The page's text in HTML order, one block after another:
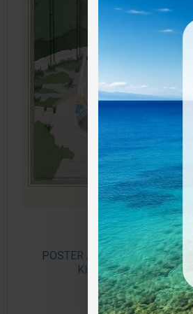
POSTER ΑΠΟ ΤΟ ΒΙΒΛΙΟ Ο
ΚΗΠΟΣ ΜΑΣ
20.00€